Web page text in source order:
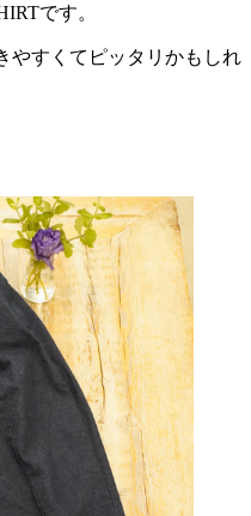
です。
やすくてピッタリかもしれ